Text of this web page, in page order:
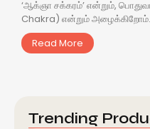
‘ஆக்ஞா சக்கரம்’ என்றும்,
Chakra) என்றும் அழைக்கிறோம்.
Read More
Trending